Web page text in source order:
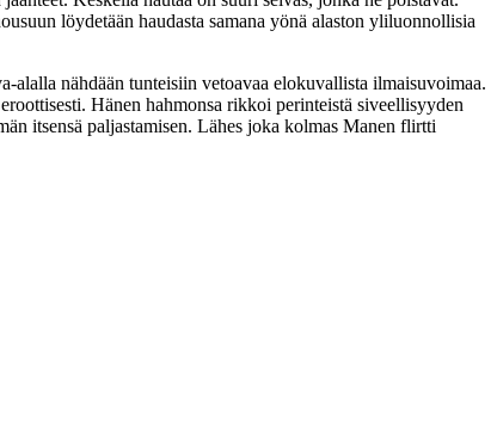
löydetään haudasta samana yönä alaston yliluonnollisia
alalla nähdään tunteisiin vetoavaa elokuvallista ilmaisuvoimaa.
Hänen hahmonsa rikkoi perinteistä siveellisyyden
itsensä paljastamisen. Lähes joka kolmas Manen flirtti